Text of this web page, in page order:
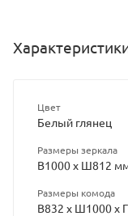
Цвет
Белый глянец
Размеры зеркала
В1000 х Ш812
Размеры комода
В832 х Ш1000 х